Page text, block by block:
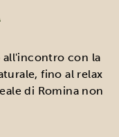
all'incontro con la
fino al relax
di Romina non